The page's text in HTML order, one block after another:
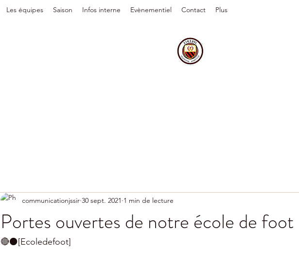
Les équipes Saison Infos interne Evènementiel Contact Plus
Portes ouvertes de notre école de foot
communicationjssir 30 sept. 2021 1 min de lecture
🔴⚫️[Ecoledefoot]